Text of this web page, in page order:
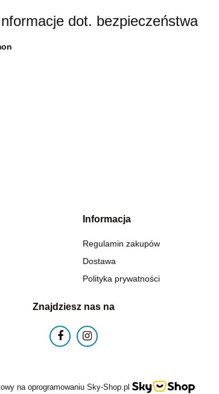
dot. bezpieczeństwa
Informacja
Regulamin zakupów
Dostawa
Polityka prywatności
Znajdziesz nas na
na oprogramowaniu Sky-Shop.pl